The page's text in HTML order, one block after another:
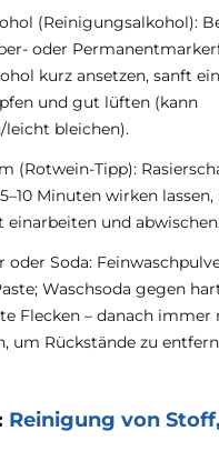
(Reinigungsalkohol):
oder
kurz ansetzen, sanft
und gut lüften (kann
leicht bleichen).
(Rotwein-Tipp):
Minuten wirken
einarbeiten und
oder Soda:
Waschsoda gegen
Flecken – danach immer
um Rückstände zu
Reinigung von